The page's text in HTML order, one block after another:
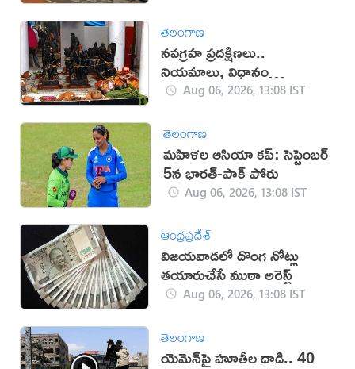
తెలంగాణ
నవగ్రహ ప్రదక్షిణలు..
నియమాలు, విధానం
తెలుసుకోండి
Aug 06, 2026, 13:08 IST
తెలంగాణ
మహిళల ఆసియా కప్‌: సెప్టెంబర్
5న భారత్-పాక్ పోరు
Aug 06, 2026, 13:08 IST
ఆంధ్రప్రదేశ్
విజయవాడలో దొంగ నోట్లు
తయారుచేసే ముఠా అరెస్ట్
Aug 06, 2026, 13:08 IST
తెలంగాణ
యెమెన్‌పై హూతీల దాడి.. 40